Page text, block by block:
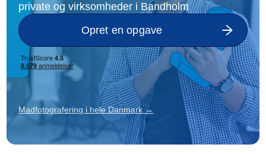
private og virksomheder i Bandholm
Opret en opgave
Madfotografering i hele Danmark →